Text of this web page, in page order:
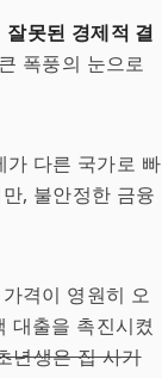
잘못된 경제적 결
폭풍의 눈으로
가 다른 국가로 빠
, 불안정한 금융
격이 영원히 오
대출을 촉진시켰
년생은 집 사기